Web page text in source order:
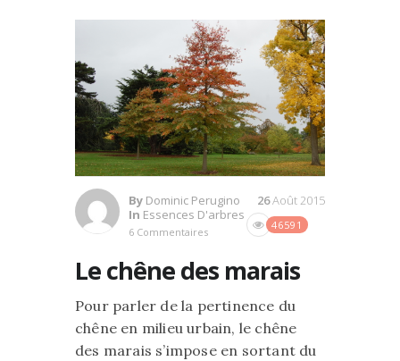
By Dominic Perugino
In Essences D'arbres
6 Commentaires
46591
26Août 2015
Le chêne des marais
Pour parler de la pertinence du
chêne en milieu urbain, le chêne
des marais s’impose en sortant du